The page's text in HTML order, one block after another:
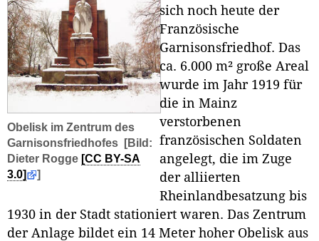
Obelisk im Zentrum des
Garnisonsfriedhofes
[Bild:
Dieter Rogge [CC BY-SA
3.0]
]
sich noch heute der
Französische
Garnisonsfriedhof. Das
ca. 6.000 m² große Areal
wurde im Jahr 1919 für
die in Mainz
verstorbenen
französischen Soldaten
angelegt, die im Zuge
der alliierten
Rheinlandbesatzung bis
1930 in der Stadt stationiert waren. Das Zentrum
der Anlage bildet ein 14 Meter hoher Obelisk aus